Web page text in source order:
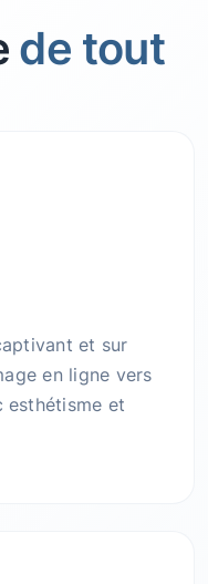
de tout
et sur
en ligne vers
esthétisme et